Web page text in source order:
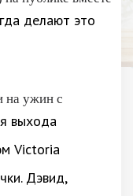
делают это
на ужин с
выхода
Victoria
Дэвид,